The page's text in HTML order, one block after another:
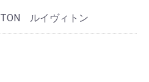
ルイヴィトン